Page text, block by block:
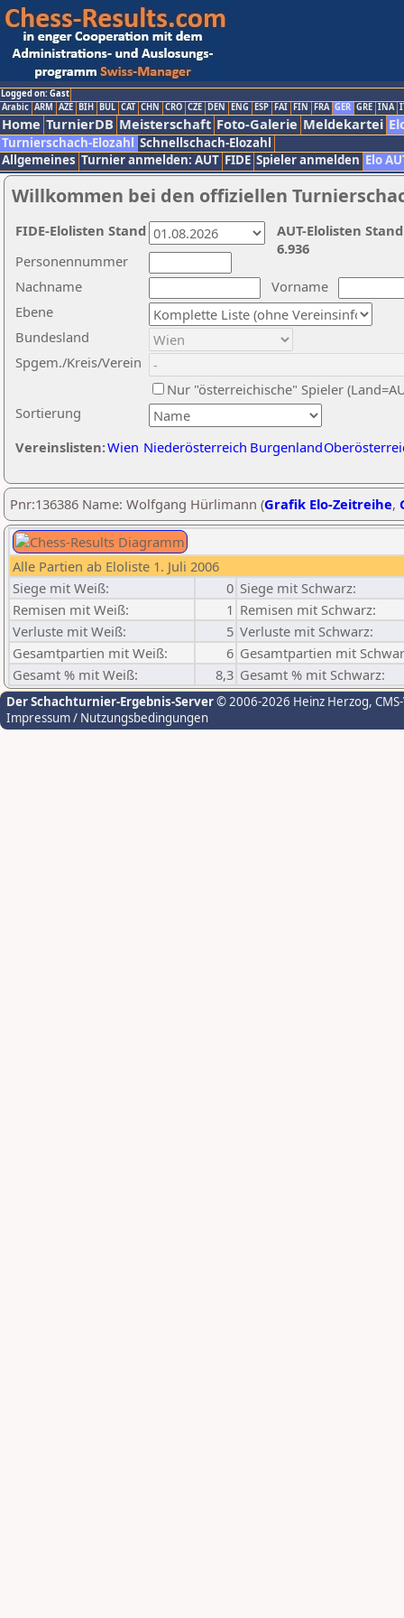
Logged on: Gast
Arabic ARM AZE BIH BUL CAT CHN CRO CZE DEN ENG ESP FAI FIN FRA GER GRE INA
Home TurnierDB Meisterschaft Foto-Galerie Meldekartei
Turnierschach-Elozahl Schnellschach-Elozahl
Allgemeines Turnier anmelden: AUT FIDE Spieler anmelden Elo
Willkommen bei den offiziellen
Nachname
Vorname
Ebene
Sortierung
Personennummer
Bundesland
Spgem./Kreis/Verein
Nur "österreichische" Spieler
Vereinslisten:Wien Niederösterreich Burgenland
AUT-Elolisten
6.936
FIDE-Elolisten Stand
Pnr:136386 Name: Wolfgang Hürlimann (Grafik Elo-Zeitreihe,
Alle Partien ab Eloliste 1. Juli 2006
Siege mit Weiß:
0 Siege mit Schwarz:
Remisen mit Weiß:
1 Remisen mit Schwarz:
Verluste mit Weiß:
5 Verluste mit Schwarz:
Gesamtpartien mit Weiß:
6 Gesamtpartien mit
Gesamt % mit Weiß:
8,3 Gesamt % mit Schwarz:
Der Schachturnier-Ergebnis-Server© 2006-2026 Heinz Herzog,
Impressum / Nutzungsbedingungen